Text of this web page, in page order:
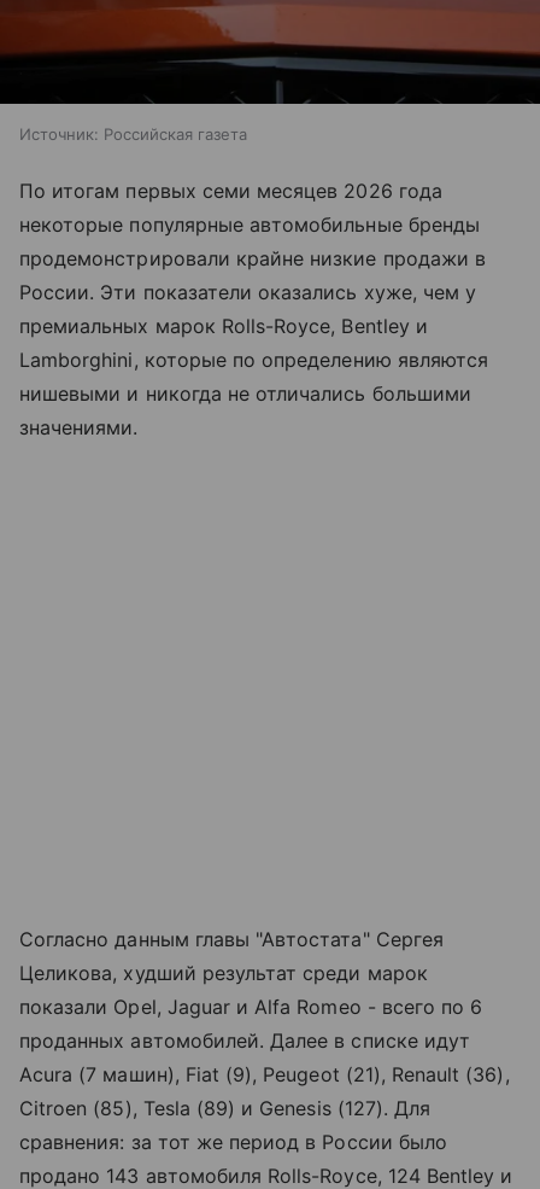
Источник: Российская газета
По итогам первых семи месяцев 2026 года
некоторые популярные автомобильные бренды
продемонстрировали крайне низкие продажи в
России. Эти показатели оказались хуже, чем у
премиальных марок Rolls-Royce, Bentley и
Lamborghini, которые по определению являются
нишевыми и никогда не отличались большими
значениями.
Согласно данным главы "Автостата" Сергея
Целикова, худший результат среди марок
показали Opel, Jaguar и Alfa Romeo - всего по 6
проданных автомобилей. Далее в списке идут
Acura (7 машин), Fiat (9), Peugeot (21), Renault (36),
Citroen (85), Tesla (89) и Genesis (127). Для
сравнения: за тот же период в России было
продано 143 автомобиля Rolls-Royce, 124 Bentley и